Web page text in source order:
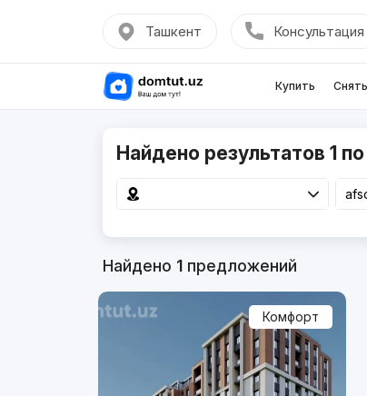
Ташкент Консультация
Купить Снять
Найдено результатов 1
Найдено 1предложений
Комфорт